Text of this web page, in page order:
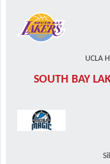
UCLA
SOUTH BAY